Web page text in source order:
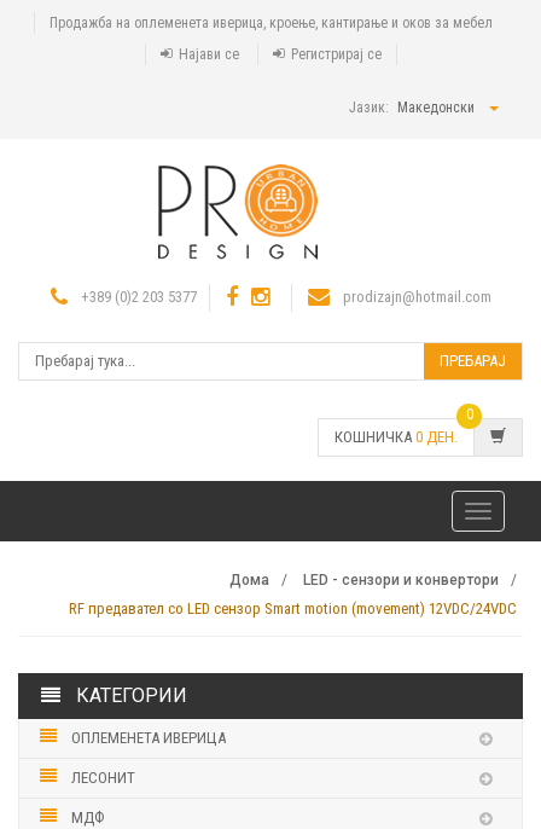
Продажба на оплеменета иверица, кроење, кантирање и оков за мебел
Најави се
Регистрирај се
Јазик: Македонски
+389 (0)2 203 5377 prodizajn@hotmail.com
ПРЕБАРАЈ
КОШНИЧКА 0 ДЕН.
0
Toggle
navigation
Дома LED - сензори и конвертори
RF предавател со LED сензор Smart motion (movement) 12VDC/24VDC
КАТЕГОРИИ
ОПЛЕМЕНЕТА ИВЕРИЦА
ЛЕСОНИТ
МДФ